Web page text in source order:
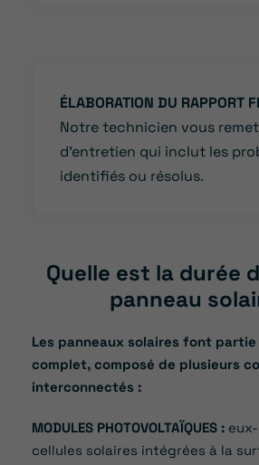
ÉLABORATION DU RAPPORT
Notre technicien vous
d’entretien qui inclut les
identifiés ou résolus.
Quelle est la durée
panneau
Les panneaux solaires font partie
complet, composé de plusieurs
interconnectés :
MODULES PHOTOVOLTAÏQUES :
cellules solaires intégrées à la